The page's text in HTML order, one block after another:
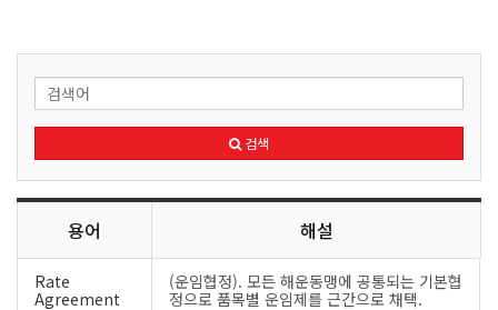
검색
용어 해설
Rate
Agreement
(운임협정). 모든 해운동맹에 공통되는 기본협
정으로 품목별 운임제를 근간으로 채택.